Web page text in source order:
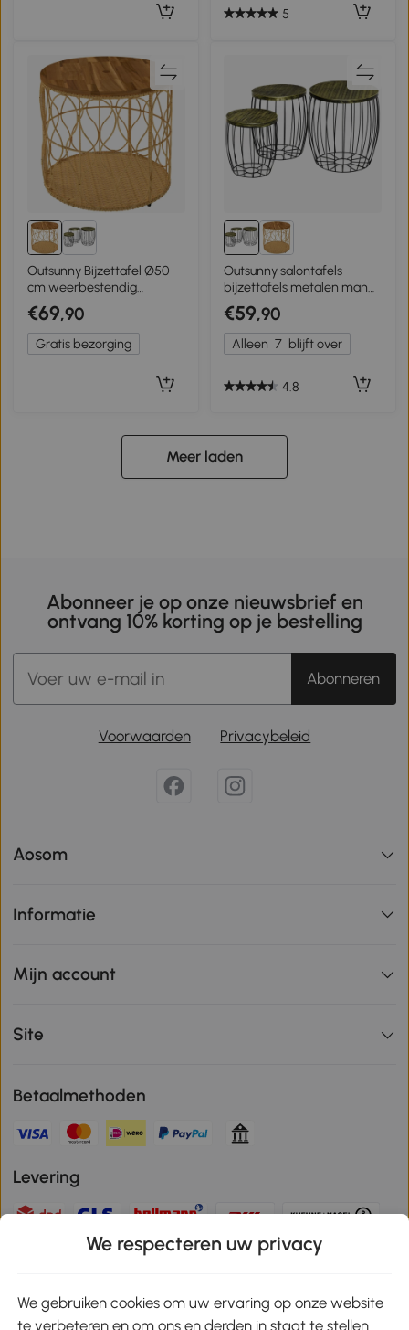
5
Outsunny Bijzettafel Ø50
cm weerbestendig
Tuintafel met rotanlook
Acaciahouten tafelblad
verstelbare voetjes Teak
€69,90
Gratis bezorging
Outsunny salontafels
bijzettafels metalen mand
draadmand tuin tuintafel
€59,90
Alleen 7 blijft over
4.8
Meer laden
Abonneer je op onze nieuwsbrief en
ontvang 10% korting op je bestelling
Abonneren
Voorwaarden Privacybeleid
Aosom
Informatie
Mijn account
Site
Betaalmethoden
Levering
We respecteren uw privacy
We gebruiken cookies om uw ervaring op onze website
te verbeteren en om ons en derden in staat te stellen